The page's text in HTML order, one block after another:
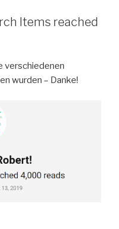
Items reached
verschiedenen
wurden – Danke!